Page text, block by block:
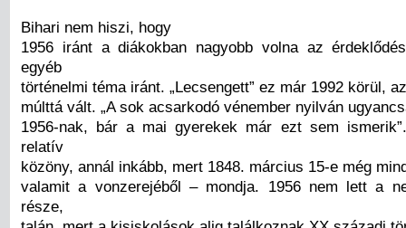
Bihari nem hiszi, hogy
1956 iránt a diákokban nagyobb volna az
egyéb
történelmi téma iránt. „Lecsengett” ez már 1992 körül,
múlttá vált. „A sok acsarkodó vénember nyilván
1956-nak, bár a mai gyerekek már ezt sem
relatív
közöny, annál inkább, mert 1848. március 15-e még
valamit a vonzerejéből – mondja. 1956 nem lett a
része,